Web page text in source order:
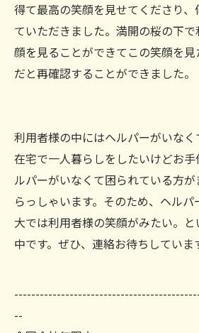
得て最高の笑顔を見せてくださり
ていただきました。満開の桜の下
顔を見ることができてこの笑顔を
だと再確認することができました。
利用者様の中にはヘルパーがいなく
在宅で一人暮らしをしたいけどお
ルパーがいなくて困られている方
らっしゃいます。そのため、ヘル
大では利用者様の笑顔がみたい。
中です。ぜひ、連絡お待ちしていま
--